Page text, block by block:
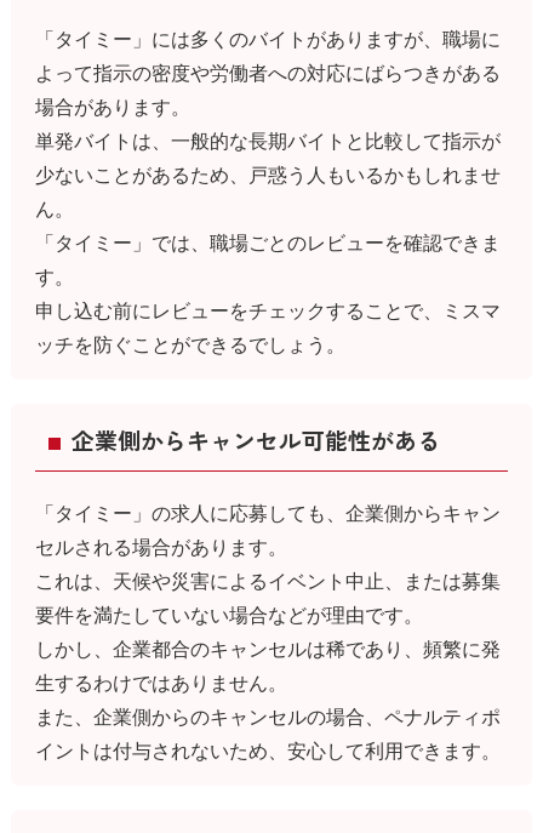
「タイミー」には多くのバイトがありますが、職場に
よって指示の密度や労働者への対応にばらつきがある
場合があります。
単発バイトは、一般的な長期バイトと比較して指示が
少ないことがあるため、戸惑う人もいるかもしれませ
ん。
「タイミー」では、職場ごとのレビューを確認できま
す。
申し込む前にレビューをチェックすることで、ミスマ
ッチを防ぐことができるでしょう。
企業側からキャンセル可能性がある
「タイミー」の求人に応募しても、企業側からキャン
セルされる場合があります。
これは、天候や災害によるイベント中止、または募集
要件を満たしていない場合などが理由です。
しかし、企業都合のキャンセルは稀であり、頻繁に発
生するわけではありません。
また、企業側からのキャンセルの場合、ペナルティポ
イントは付与されないため、安心して利用できます。